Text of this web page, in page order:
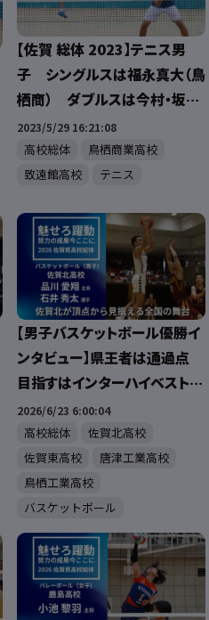
【佐賀 総体 2023】テニス男
子 シングルスは福永真大（鳥
栖商） ダブルスは今村・坂本
ペア（致遠館）が優勝
2023/5/29 16:21:08
高校総体
鳥栖商業高校
致遠館高校
テニス
【男子バスケットボール優勝イ
ンタビュー】県王者は通過点
目指すはインターハイベスト4
品川愛翔主将・石井秀太選
手
2026/6/23 6:00:04
高校総体
佐賀北高校
佐賀東高校
唐津工業高校
鳥栖工業高校
バスケットボール